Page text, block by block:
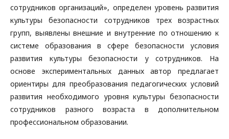
сотрудников организаций», определен уровень развития
культуры безопасности сотрудников трех возрастных
групп, выявлены внешние и внутренние по отношению к
системе образования в сфере безопасности условия
развития культуры безопасности у сотрудников. На
основе экспериментальных данных автор предлагает
ориентиры для преобразования педагогических условий
развития необходимого уровня культуры безопасности
сотрудников разного возраста в дополнительном
профессиональном образовании.